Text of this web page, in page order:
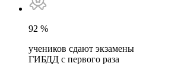
92 %
учеников сдают экзамены
ГИБДД с первого раза